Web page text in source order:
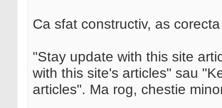
Ca sfat constructiv, as
"Stay update with this site
with this site's articles" sau
articles". Ma rog, chestie